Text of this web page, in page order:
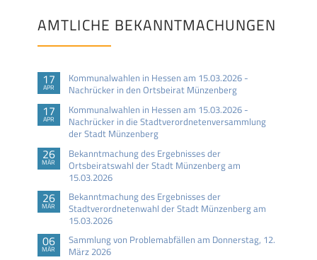
AMTLICHE BEKANNTMACHUNGEN
17
APR
Kommunalwahlen in Hessen am 15.03.2026 -
Nachrücker in den Ortsbeirat Münzenberg
17
APR
Kommunalwahlen in Hessen am 15.03.2026 -
Nachrücker in die Stadtverordnetenversammlung
der Stadt Münzenberg
26
MÄR
Bekanntmachung des Ergebnisses der
Ortsbeiratswahl der Stadt Münzenberg am
15.03.2026
26
MÄR
Bekanntmachung des Ergebnisses der
Stadtverordnetenwahl der Stadt Münzenberg am
15.03.2026
06
MÄR
Sammlung von Problemabfällen am Donnerstag, 12.
März 2026